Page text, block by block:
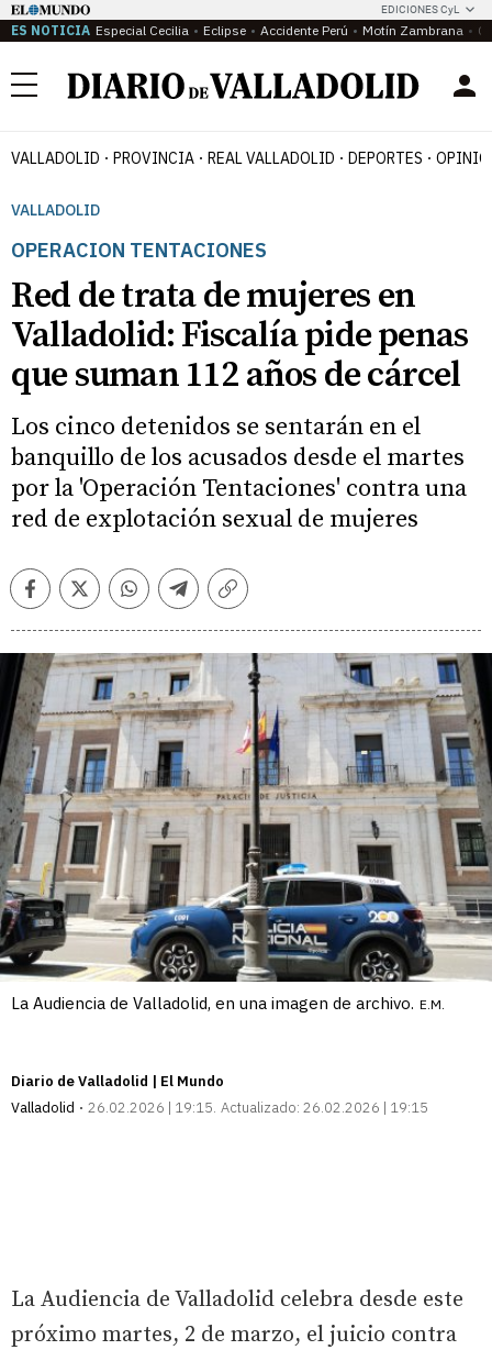
EDICIONES CyL
ES NOTICIA Especial Cecilia Eclipse Accidente Perú Motín Zambrana
Menú
VALLADOLID PROVINCIA REAL VALLADOLID DEPORTES
VALLADOLID
OPERACION TENTACIONES
Red de trata de mujeres en
Valladolid: Fiscalía pide penas
que suman 112 años de cárcel
Los cinco detenidos se sentarán en el
banquillo de los acusados desde el martes
por la 'Operación Tentaciones' contra una
red de explotación sexual de mujeres
FacebookTwitterWhatsappTelegramCopiar
La Audiencia de Valladolid, en una imagen de archivo. E.M.
Diario de Valladolid | El Mundo
Valladolid
26.02.2026 | 19:15 Actualizado: 26.02.2026 | 19:15
La Audiencia de Valladolid celebra desde este
próximo martes, 2 de marzo, el juicio contra